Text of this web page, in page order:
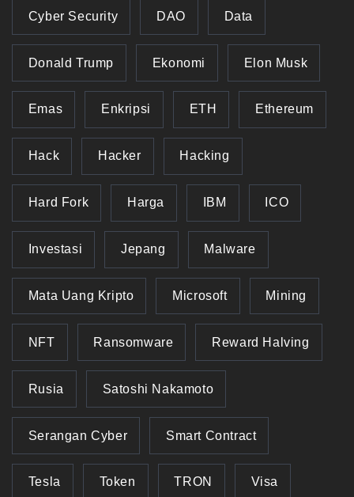
Cyber Security DAO Data
Donald Trump Ekonomi Elon Musk
Emas Enkripsi ETH Ethereum
Hack Hacker Hacking
Hard Fork Harga IBM ICO
Investasi Jepang Malware
Mata Uang Kripto Microsoft Mining
NFT Ransomware Reward Halving
Rusia Satoshi Nakamoto
Serangan Cyber Smart Contract
Tesla Token TRON Visa